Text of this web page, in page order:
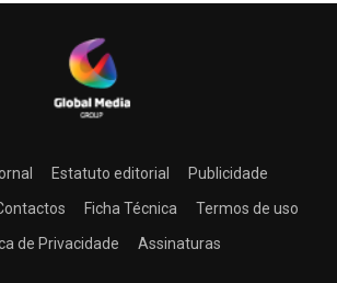
Estatuto editorial
Publicidade
Ficha Técnica
Termos de uso
de Privacidade
Assinaturas